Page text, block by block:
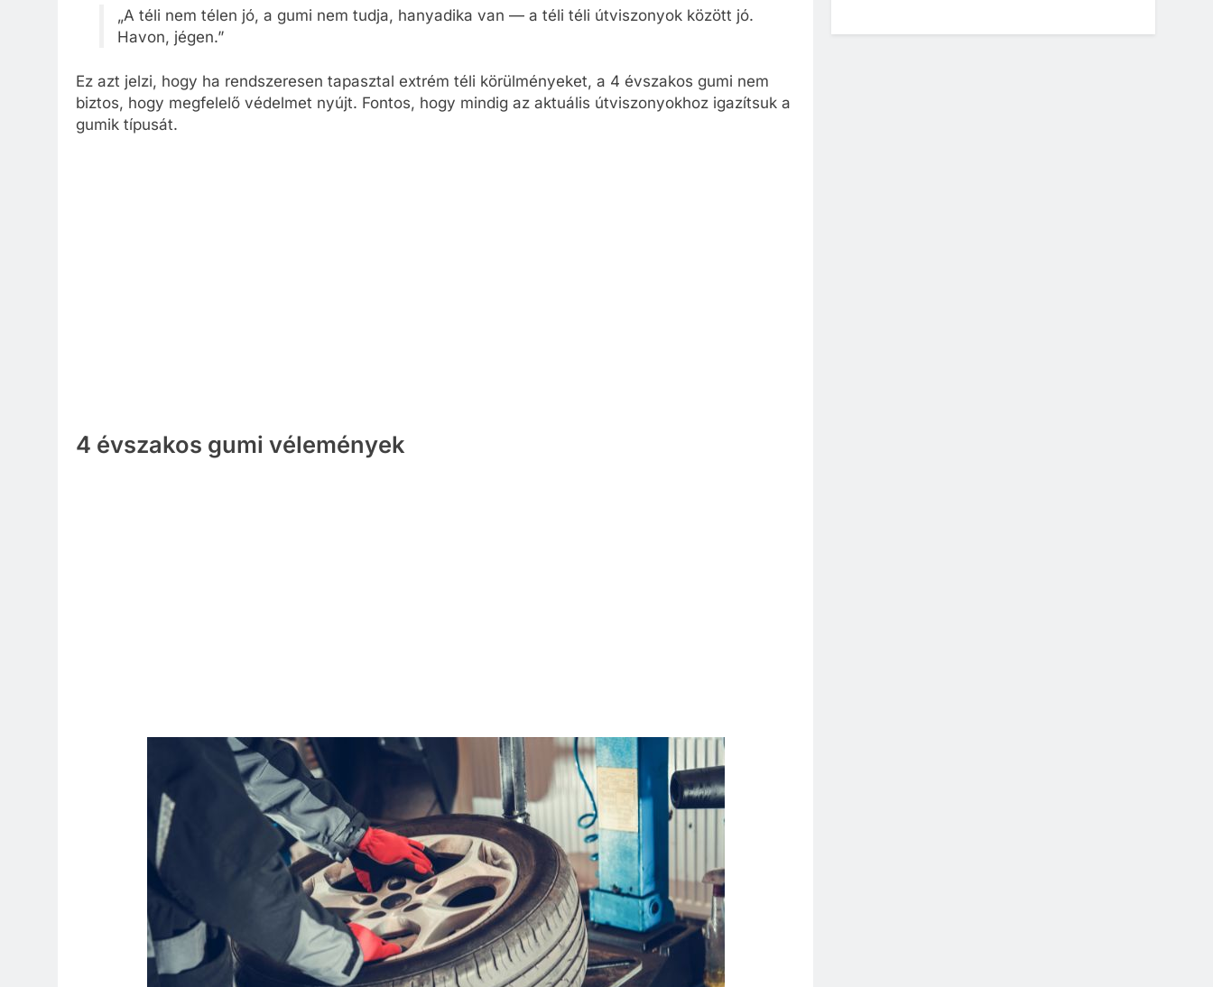
„A téli nem télen jó, a gumi nem tudja, hanyadika van — a téli téli útviszonyok között jó.
Havon, jégen.”
Ez azt jelzi, hogy ha rendszeresen tapasztal extrém téli körülményeket, a 4 évszakos gumi nem
biztos, hogy megfelelő védelmet nyújt. Fontos, hogy mindig az aktuális útviszonyokhoz igazítsuk a
gumik típusát.
4 évszakos gumi vélemények